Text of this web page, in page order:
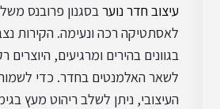
עיצוב
עיצוב
עיצוב חדר נוערבסגנון פרובנס
לאסתטיקה רכה ונעימה. הקירות
בגוונים בהירים ומרגיעים, היוצרים
לשאר האלמנטים בחדר. כדי
העיצובי, ניתן לשלב ריהוט מעץ